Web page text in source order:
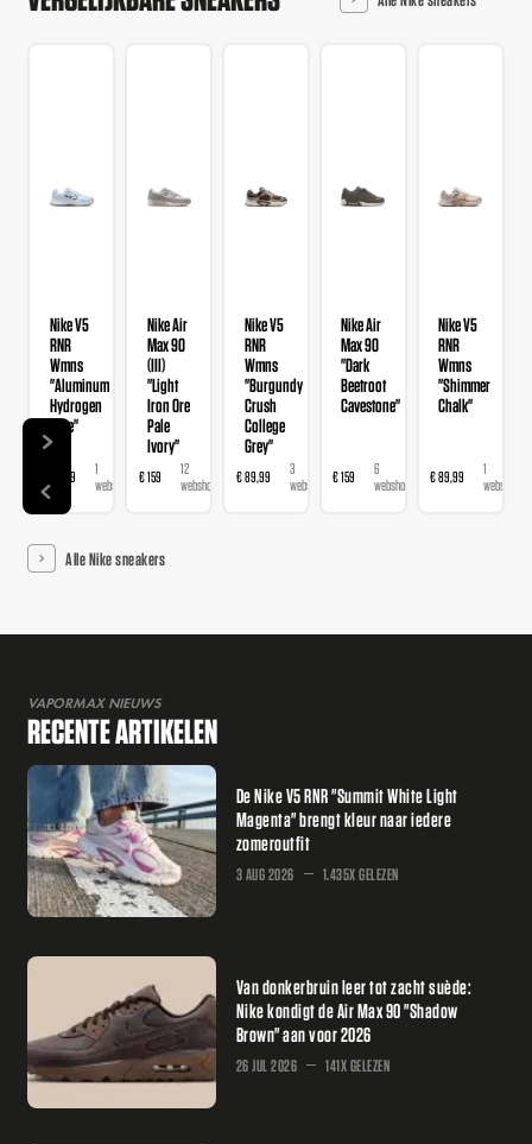
Nike V5
RNR
Wmns
"Aluminum
Hydrogen
Blue"
€ 89,99
1
webshop
Nike Air
Max 90
(III)
"Light
Iron Ore
Pale
Ivory"
€ 159
12
webshops
Nike V5
RNR
Wmns
"Burgundy
Crush
College
Grey"
€ 89,99
3
webshops
Nike Air
Max 90
"Dark
Beetroot
Cavestone"
€ 159
6
webshops
Nike V5
RNR
Wmns
"Shimmer
Chalk"
€ 89,99
1
webshop
Alle Nike sneakers
VAPORMAX NIEUWS
RECENTE ARTIKELEN
De Nike V5 RNR "Summit White Light
Magenta" brengt kleur naar iedere
zomeroutfit
3 AUG 2026 1.435X GELEZEN
Van donkerbruin leer tot zacht suède:
Nike kondigt de Air Max 90 "Shadow
Brown" aan voor 2026
26 JUL 2026 141X GELEZEN